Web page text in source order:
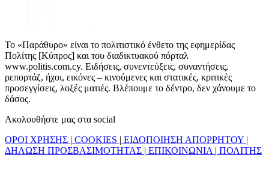
Το «Παράθυρο» είναι το πολιτιστικό ένθετο της εφημερίδας
Πολίτης [Κύπρος] και του διαδικτυακού πόρταλ
www.politis.com.cy. Ειδήσεις, συνεντεύξεις, συναντήσεις,
ρεπορτάζ, ήχοι, εικόνες – κινούμενες και στατικές, κριτικές
προσεγγίσεις, λοξές ματιές. Βλέπουμε το δέντρο, δεν χάνουμε το
δάσος.
Ακολουθήστε μας στα social
ΟΡΟΙ ΧΡΗΣΗΣ | COOKIES | ΕΙΔΟΠΟΙΗΣΗ ΑΠΟΡΡΗΤΟΥ |
ΔΗΛΩΣΗ ΠΡΟΣΒΑΣΙΜΟΤΗΤΑΣ | ΕΠΙΚΟΙΝΩΝΙΑ | ΠΟΛΙΤΗΣ